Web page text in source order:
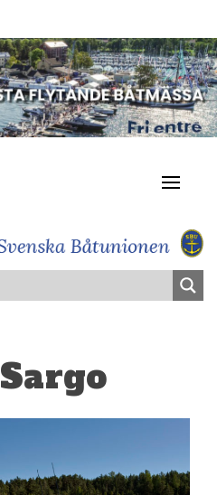
Sargo